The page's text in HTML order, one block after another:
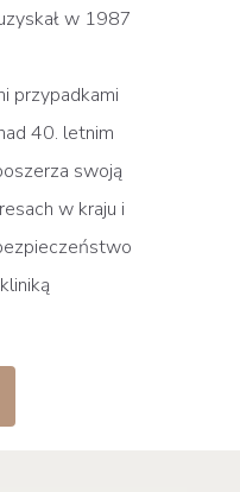
w 1987
przypadkami
40. letnim
swoją
w kraju i